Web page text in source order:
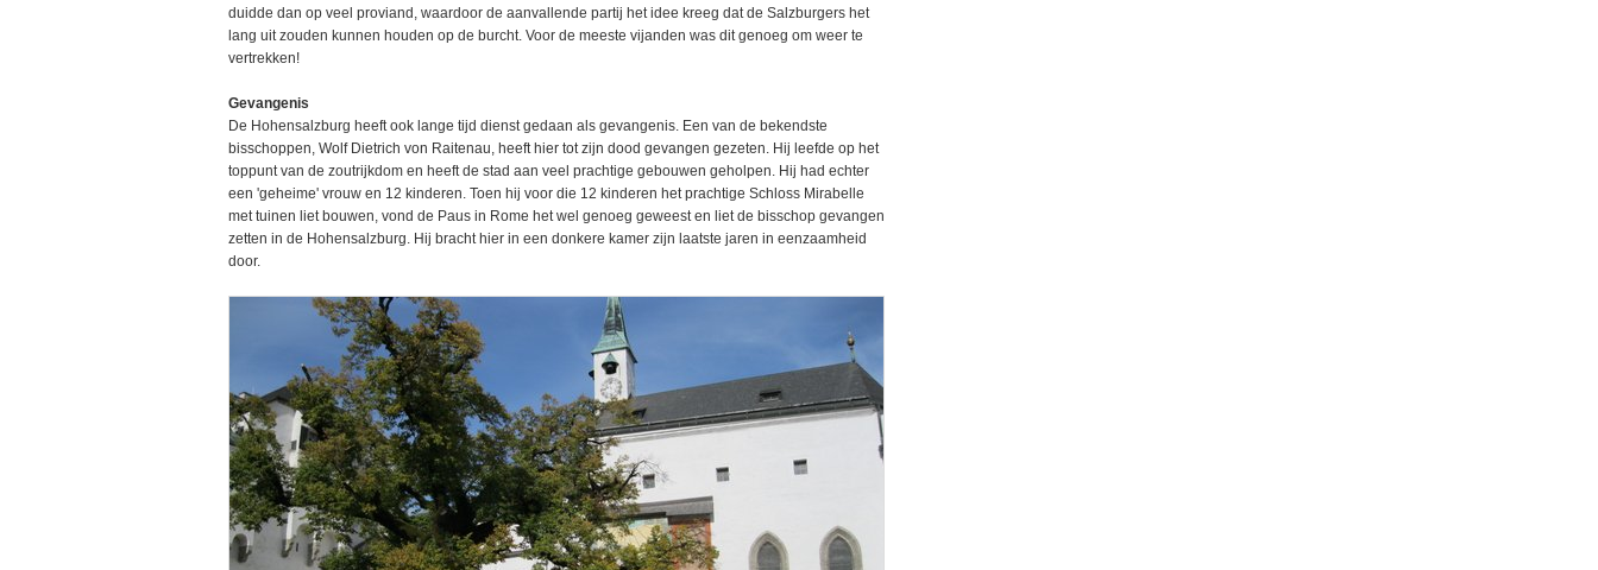
duidde dan op veel proviand, waardoor de aanvallende partij het idee kreeg dat de Salzburgers het
lang uit zouden kunnen houden op de burcht. Voor de meeste vijanden was dit genoeg om weer te
vertrekken!
Gevangenis
De Hohensalzburg heeft ook lange tijd dienst gedaan als gevangenis. Een van de bekendste
bisschoppen, Wolf Dietrich von Raitenau, heeft hier tot zijn dood gevangen gezeten. Hij leefde op het
toppunt van de zoutrijkdom en heeft de stad aan veel prachtige gebouwen geholpen. Hij had echter
een 'geheime' vrouw en 12 kinderen. Toen hij voor die 12 kinderen het prachtige Schloss Mirabelle
met tuinen liet bouwen, vond de Paus in Rome het wel genoeg geweest en liet de bisschop gevangen
zetten in de Hohensalzburg. Hij bracht hier in een donkere kamer zijn laatste jaren in eenzaamheid
door.